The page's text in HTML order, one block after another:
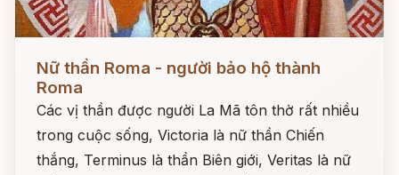
Nữ thần Roma - người bảo hộ thành
Roma
Các vị thần được người La Mã tôn thờ rất nhiều
trong cuộc sống, Victoria là nữ thần Chiến
thắng, Terminus là thần Biên giới, Veritas là nữ